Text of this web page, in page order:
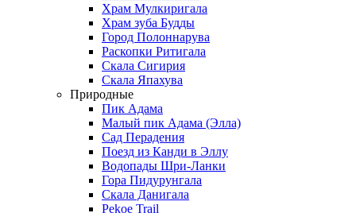
Храм Мулкиригала
Храм зуба Будды
Город Полоннарува
Раскопки Ритигала
Скала Сигирия
Скала Япахува
Природные
Пик Адама
Малый пик Адама (Элла)
Сад Перадения
Поезд из Канди в Эллу
Водопады Шри-Ланки
Гора Пидурунгала
Скала Данигала
Pekoe Trail